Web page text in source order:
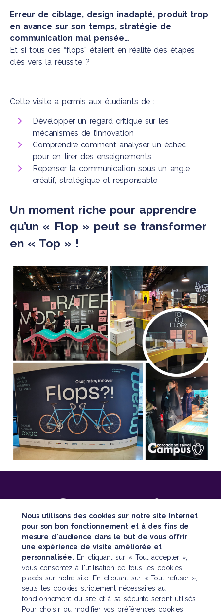
Erreur de ciblage, design inadapté, produit trop
en avance sur son temps, stratégie de
communication mal pensée…
Et si tous ces “flops” étaient en réalité des étapes
clés vers la réussite ?
Cette visite a permis aux étudiants de :
Développer un regard critique sur les
mécanismes de l’innovation
Comprendre comment analyser un échec
pour en tirer des enseignements
Repenser la communication sous un angle
créatif, stratégique et responsable
Un moment riche pour apprendre
qu’un « Flop » peut se transformer
en « Top » !
SUIVEZ TOUTE NOTRE ACTUALITÉ
Nous utilisons des cookies sur notre site Internet
pour son bon fonctionnement et à des fins de
mesure d'audience dans le but de vous offrir
une expérience de visite améliorée et
personnalisée. En cliquant sur « Tout accepter »,
vous consentez à l'utilisation de tous les cookies
placés sur notre site. En cliquant sur « Tout refuser »,
seuls les cookies strictement nécessaires au
fonctionnement du site et à sa sécurité seront utilisés.
Pour choisir ou modifier vos préférences cookies